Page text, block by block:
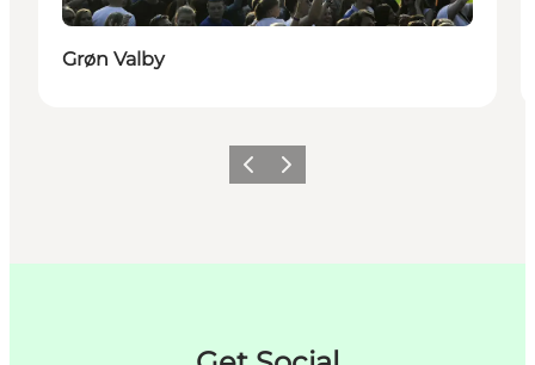
Grøn Valby
ForrigeNæste